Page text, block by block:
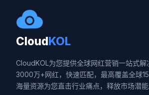
CloudKOL
CloudKOL为您提供全球网红营销一站式解
3000万+网红，快速匹配，最高覆盖全球
海量资源为您直击行业痛点，释放市场潜能